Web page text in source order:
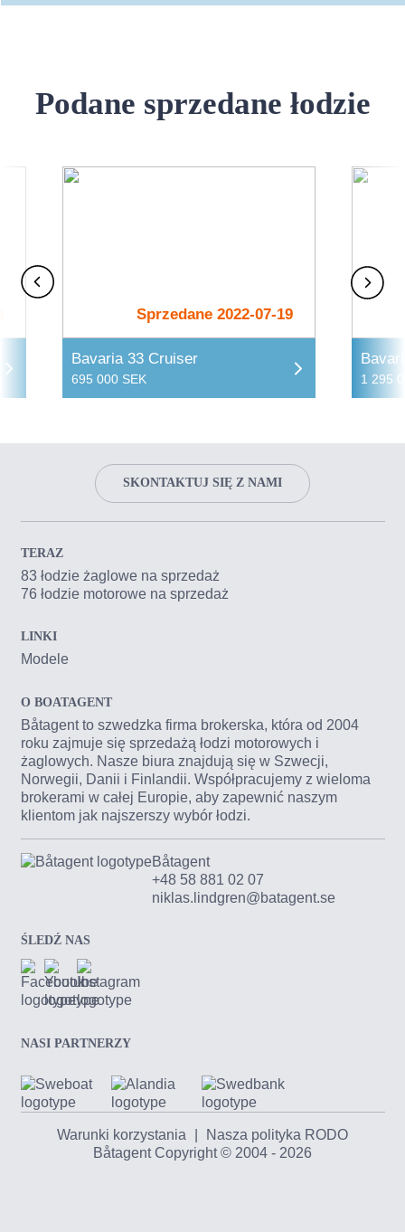
Podane sprzedane łodzie
Sprzedane 2022-07-19
Bavaria 33 Cruiser
695 000 SEK 1 295
SKONTAKTUJ SIĘ Z NAMI
TERAZ
83 łodzie żaglowe na sprzedaż
76 łodzie motorowe na sprzedaż
LINKI
Modele
O BOATAGENT
Båtagent to szwedzka firma brokerska, która od 2004
roku zajmuje się sprzedażą łodzi motorowych i
żaglowych. Nasze biura znajdują się w Szwecji,
Norwegii, Danii i Finlandii. Współpracujemy z wieloma
brokerami w całej Europie, aby zapewnić naszym
klientom jak najszerszy wybór łodzi.
Båtagent
+48 58 881 02 07
niklas.lindgren@batagent.se
ŚLEDŹ NAS
NASI PARTNERZY
Warunki korzystania
Nasza polityka RODO
Båtagent Copyright © 2004 - 2026